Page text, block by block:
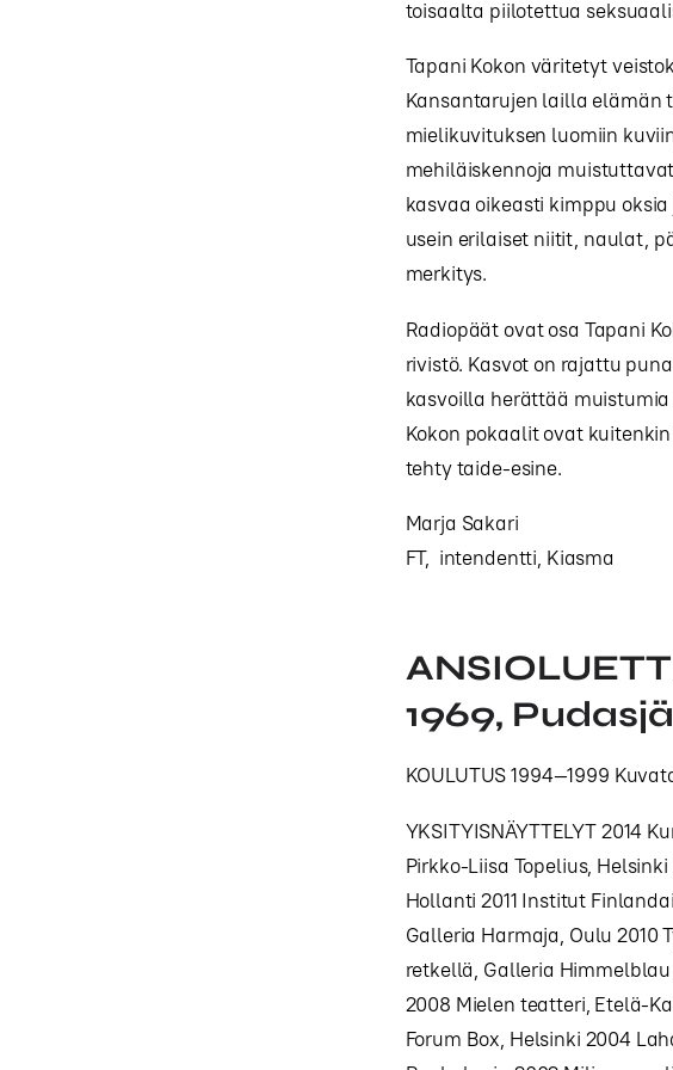
toisaalta piilotettua
Tapani Kokon väritetyt
Kansantarujen lailla elämän
mielikuvituksen luomiin
mehiläiskennoja
kasvaa oikeasti kimppu
usein erilaiset niitit, naulat,
merkitys.
Radiopäät ovat osa Tapani
rivistö. Kasvot on rajattu
kasvoilla herättää
Kokon pokaalit ovat
tehty taide-esine.
Marja Sakari
FT, intendentti, Kiasma
1969,
KOULUTUS 1994—1999
YKSITYISNÄYTTELYT 2014
Pirkko‐Liisa Topelius,
Hollanti 2011 Institut
Galleria Harmaja, Oulu 2010
retkellä, Galleria
2008 Mielen teatteri,
Forum Box, Helsinki 2004